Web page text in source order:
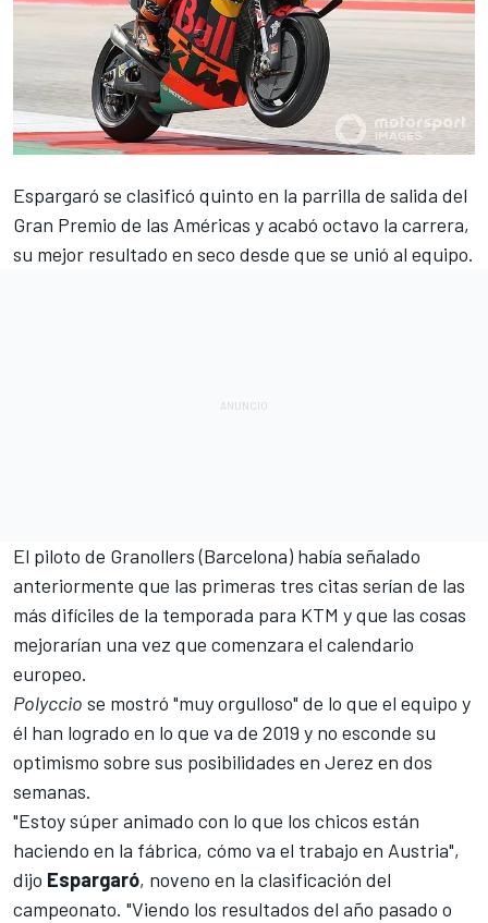
Espargaró se clasificó quinto en la parrilla de salida del
Gran Premio de las Américas y acabó octavo la carrera,
su mejor resultado en seco desde que se unió al equipo.
El piloto de Granollers (Barcelona) había señalado
anteriormente que las primeras tres citas serían de las
más difíciles de la temporada para KTM y que las cosas
mejorarían una vez que comenzara el calendario
europeo.
Polyccio se mostró "muy orgulloso" de lo que el equipo y
él han logrado en lo que va de 2019 y no esconde su
optimismo sobre sus posibilidades en Jerez en dos
semanas.
"Estoy súper animado con lo que los chicos están
haciendo en la fábrica, cómo va el trabajo en Austria",
dijo Espargaró, noveno en la clasificación del
campeonato. "Viendo los resultados del año pasado o